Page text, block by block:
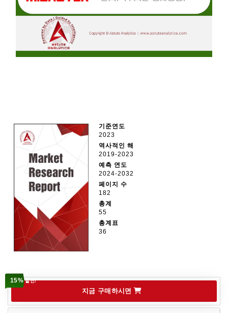
기준연도
2023
역사적인 해
2019-2023
예측 연도
2024-2032
페이지 수
182
총계
55
총계표
36
지금 구매하시면
15%할인!